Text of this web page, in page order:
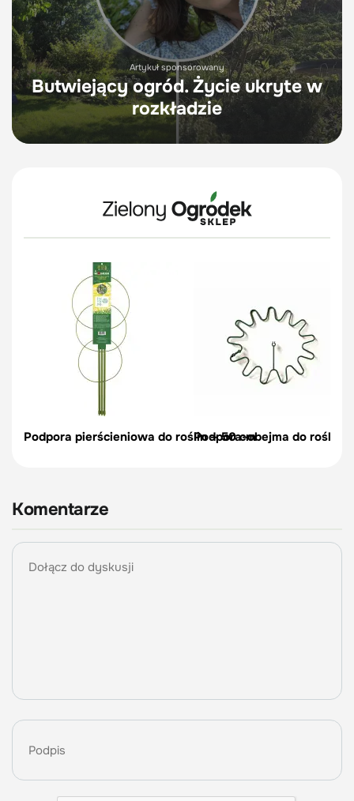
Artykuł sponsorowany
Butwiejący ogród. Życie ukryte w
rozkładzie
Podpora pierścieniowa do roślin – 50 cmPodpora-obejma do roślin,
Komentarze